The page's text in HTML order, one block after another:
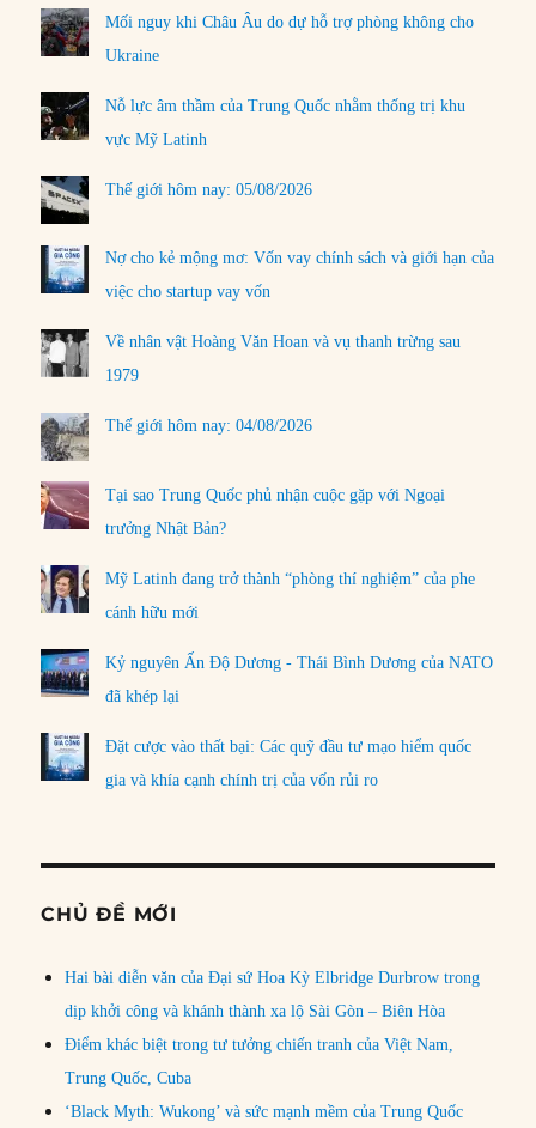
Mối nguy khi Châu Âu do dự hỗ trợ phòng không cho
Ukraine
Nỗ lực âm thầm của Trung Quốc nhằm thống trị khu
vực Mỹ Latinh
Thế giới hôm nay: 05/08/2026
Nợ cho kẻ mộng mơ: Vốn vay chính sách và giới hạn của
việc cho startup vay vốn
Về nhân vật Hoàng Văn Hoan và vụ thanh trừng sau
1979
Thế giới hôm nay: 04/08/2026
Tại sao Trung Quốc phủ nhận cuộc gặp với Ngoại
trưởng Nhật Bản?
Mỹ Latinh đang trở thành “phòng thí nghiệm” của phe
cánh hữu mới
Kỷ nguyên Ấn Độ Dương - Thái Bình Dương của NATO
đã khép lại
Đặt cược vào thất bại: Các quỹ đầu tư mạo hiểm quốc
gia và khía cạnh chính trị của vốn rủi ro
CHỦ ĐỀ MỚI
Hai bài diễn văn của Đại sứ Hoa Kỳ Elbridge Durbrow trong
dịp khởi công và khánh thành xa lộ Sài Gòn – Biên Hòa
Điểm khác biệt trong tư tưởng chiến tranh của Việt Nam,
Trung Quốc, Cuba
‘Black Myth: Wukong’ và sức mạnh mềm của Trung Quốc